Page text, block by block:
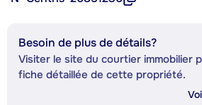
Besoin de plus de détails?
Visiter le site du courtier immobilier
fiche détaillée de cette propriété.